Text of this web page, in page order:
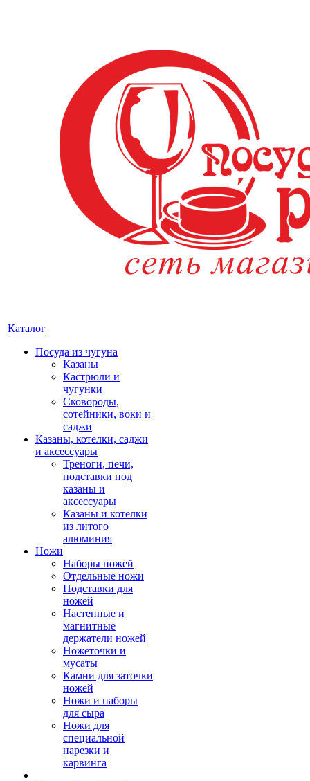
Каталог
Посуда из чугуна
Казаны
Кастрюли и
чугунки
Сковороды,
сотейники, воки и
саджи
Казаны, котелки, саджи
и аксессуары
Треноги, печи,
подставки под
казаны и
аксессуары
Казаны и котелки
из литого
алюминия
Ножи
Наборы ножей
Отдельные ножи
Подставки для
ножей
Настенные и
магнитные
держатели ножей
Ножеточки и
мусаты
Камни для заточки
ножей
Ножи и наборы
для сыра
Ножи для
специальной
нарезки и
карвинга